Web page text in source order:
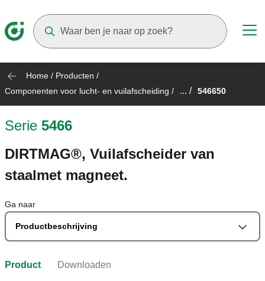
Home / Producten /
Componenten voor lucht- en vuilafscheiding / ... / 546650
Serie 5466
DIRTMAG®, Vuilafscheider van
staalmet magneet.
Ga naar
Productbeschrijving
Product Downloaden